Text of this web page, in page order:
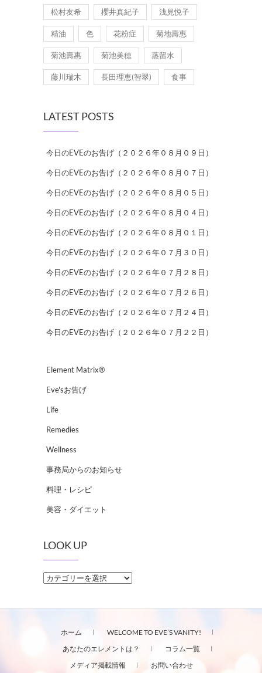
松村友希 櫻井真紀子 浅見悦子
精油 色 花粉症 菊地壽惠
菊池壽惠 菊池美穂 蒸留水
藤川瑞木 長田理恵(智翠) 食事
LATEST POSTS
今日のEVEのお告げ（２０２６年０８月０９日）
今日のEVEのお告げ（２０２６年０８月０７日）
今日のEVEのお告げ（２０２６年０８月０５日）
今日のEVEのお告げ（２０２６年０８月０４日）
今日のEVEのお告げ（２０２６年０８月０１日）
今日のEVEのお告げ（２０２６年０７月３０日）
今日のEVEのお告げ（２０２６年０７月２８日）
今日のEVEのお告げ（２０２６年０７月２６日）
今日のEVEのお告げ（２０２６年０７月２４日）
今日のEVEのお告げ（２０２６年０７月２２日）
Element Matrix®
Eve'sお告げ
Life
Remedies
Wellness
事務局からのお知らせ
料理・レシピ
美容・ダイエット
LOOK UP
LOOK
ホーム
WELCOME TO EVE’S VANITY!
あなたのエレメントは？
コラム一覧
メディア掲載情報
お問い合わせ